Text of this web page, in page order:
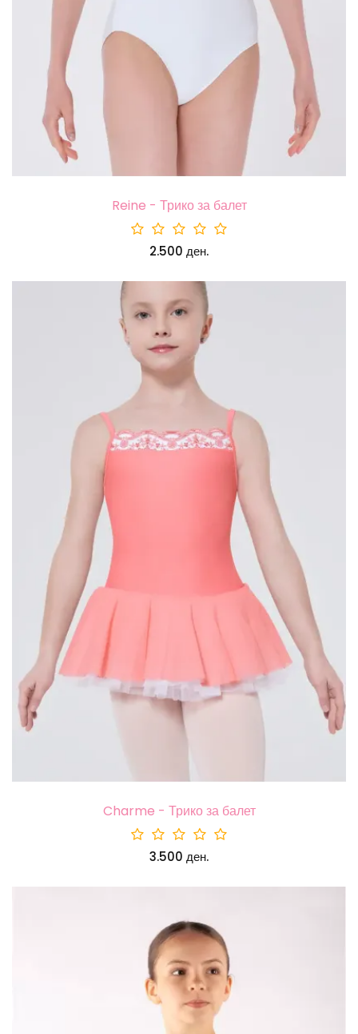
Reine - Трико за балет
2.500 ден.
Charme - Трико за балет
3.500 ден.